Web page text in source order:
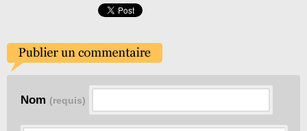
Nom (requis)